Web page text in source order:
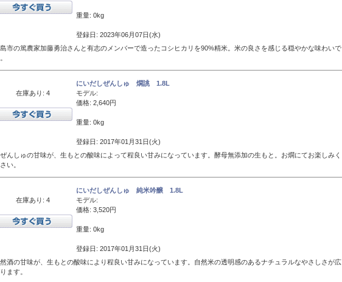
重量: 0kg
登録日: 2023年06月07日(水)
市の篤農家加藤勇治さんと有志のメンバーで造ったコシヒカリを90%精米。米の良さを感じる穏やかな味わいで
在庫あり: 4
にいだしぜんしゅ 燗誂 1.8L
モデル:
価格: 2,640円
重量: 0kg
登録日: 2017年01月31日(火)
ぜんしゅの甘味が、生もとの酸味によって程良い甘みになっています。酵母無添加の生もと。お燗にてお楽しみく
い。
在庫あり: 4
にいだしぜんしゅ 純米吟醸 1.8L
モデル:
価格: 3,520円
重量: 0kg
登録日: 2017年01月31日(火)
酒の甘味が、生もとの酸味により程良い甘みになっています。自然米の透明感のあるナチュラルなやさしさが広
ます。